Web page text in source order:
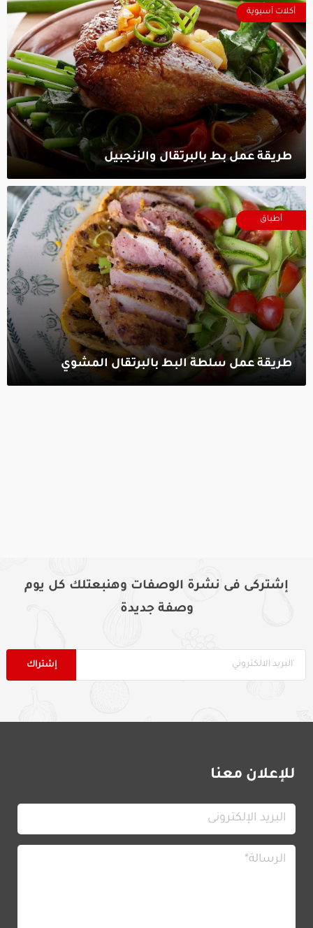
أكلات آسيوية
طريقة عمل بط بالبرتقال والزنجبيل‎
أطباق
طريقة عمل سلطة البط بالبرتقال المشوي‎
إشتركى فى نشرة الوصفات وهنبعتلك كل يوم
وصفة جديدة
للإعلان معنا